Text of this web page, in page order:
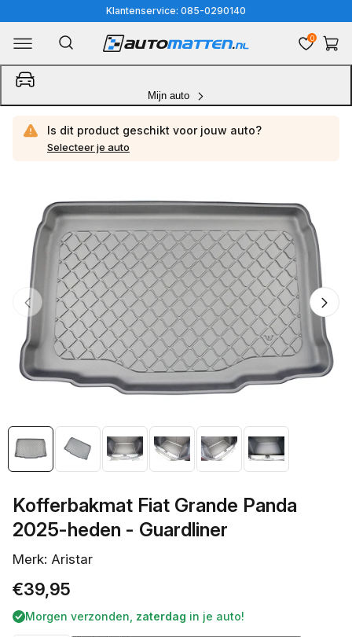
naar
content
Klantenservice: 085-0290140
Mijn auto
0
Is dit product geschikt voor jouw auto?
Selecteer je auto
productinformatie
1
van
media
openen
in
galerieweergave
1/van
6
Kofferbakmat Fiat Grande Panda
2025-heden - Guardliner
Merk: Aristar
Normale
prijs
€39,95
Morgen verzonden, zaterdag in je auto!